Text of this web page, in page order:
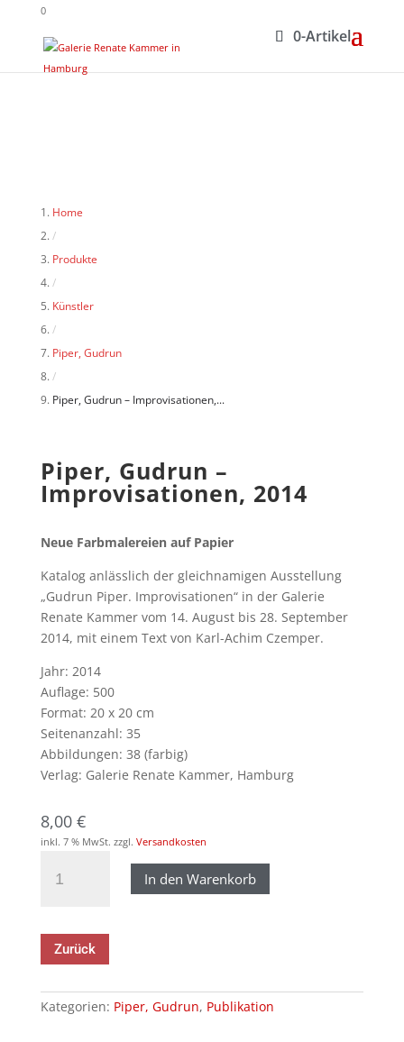
0
0-Artikel
Home
/
Produkte
/
Künstler
/
Piper, Gudrun
/
Piper, Gudrun – Improvisationen,...
Piper, Gudrun –
Improvisationen, 2014
Neue Farbmalereien auf Papier
Katalog anlässlich der gleichnamigen Ausstellung
„Gudrun Piper. Improvisationen“ in der Galerie
Renate Kammer vom 14. August bis 28. September
2014, mit einem Text von Karl-Achim Czemper.
Jahr: 2014
Auflage: 500
Format: 20 x 20 cm
Seitenanzahl: 35
Abbildungen: 38 (farbig)
Verlag: Galerie Renate Kammer, Hamburg
8,00 €
inkl. 7 % MwSt. zzgl. Versandkosten
Gudrun
2014
Menge
In den Warenkorb
Zurück
Kategorien: Piper, Gudrun, Publikation